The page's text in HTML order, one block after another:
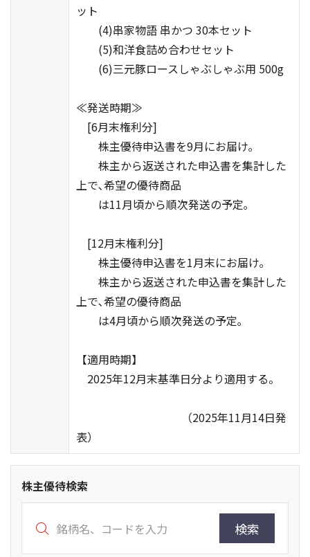
ット
(4)串家物語 串かつ 30本セット
(5)和洋食詰め合わせセット
(6)三元豚ロースしゃぶしゃぶ用 500g
≪発送時期≫
[6月末権利分]
株主優待申込書を9月にお届け｡
株主から返送された申込書を集計した
上で､希望の優待商品
は11月頃から順次発送の予定｡
[12月末権利分]
株主優待申込書を1月末にお届け｡
株主から返送された申込書を集計した
上で､希望の優待商品
は4月頃から順次発送の予定｡
【適用時期】
2025年12月末基準日分より適用する。
（2025年11月14日発
表）
株主優待検索
検索